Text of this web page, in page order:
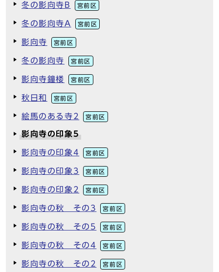
冬の影向寺B 宮前区
冬の影向寺A 宮前区
影向寺 宮前区
冬の影向寺 宮前区
影向寺鐘楼 宮前区
秋日和 宮前区
絵馬のある寺2 宮前区
影向寺の印象5
影向寺の印象4 宮前区
影向寺の印象3 宮前区
影向寺の印象2 宮前区
影向寺の秋 その3 宮前区
影向寺の秋 その5 宮前区
影向寺の秋 その4 宮前区
影向寺の秋 その2 宮前区